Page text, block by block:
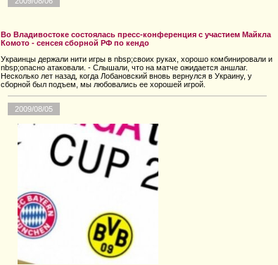
Во Владивостоке состоялась пресс-конференция с участием Майкла
Комото - сенсея сборной РФ по кендо
Украинцы держали нити игры в nbsp;своих руках, хорошо комбинировали и
nbsp;опасно атаковали. - Слышали, что на матче ожидается аншлаг.
Несколько лет назад, когда Лобановский вновь вернулся в Украину, у
сборной был подъем, мы любовались ее хорошей игрой.
2009/08/05